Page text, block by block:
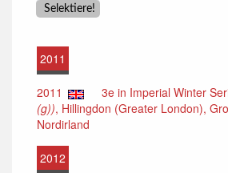
2011
2011 3e in Imperial Winter
(g)), Hillingdon (Greater London),
Nordirland
2012